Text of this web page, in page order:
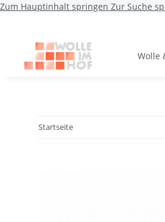
Zum Hauptinhalt springen Zur Suche
Wolle
Startseite